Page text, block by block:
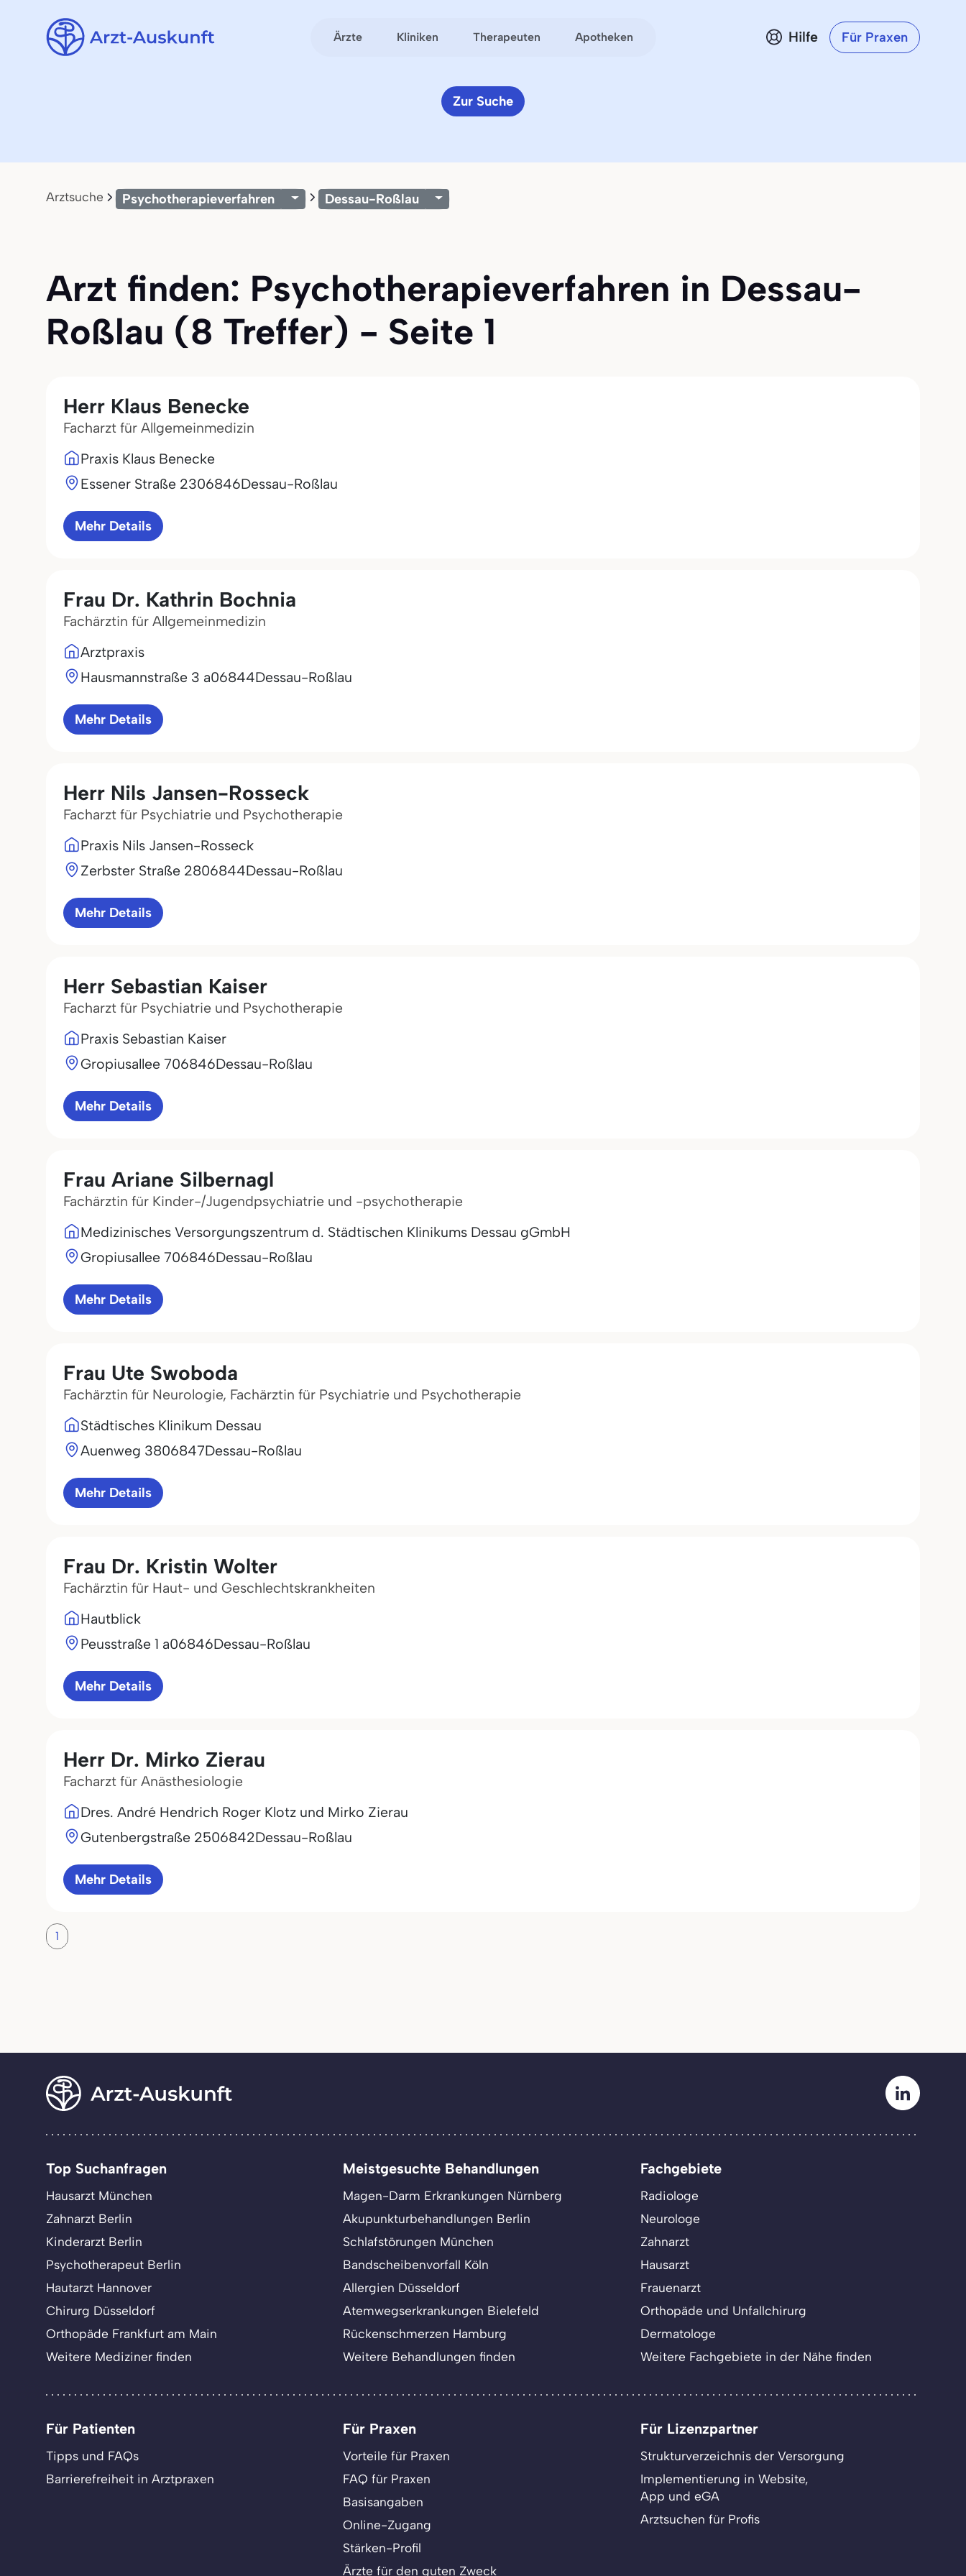
Ärzte Kliniken Therapeuten Apotheken Hilfe Für Praxen
Zur Suche
Arztsuche Psychotherapieverfahren Dessau-Roßlau
Arzt finden: Psychotherapieverfahren in Dessau-
Roßlau (8 Treffer) - Seite 1
Herr Klaus Benecke
Facharzt für Allgemeinmedizin
Praxis Klaus Benecke
Essener Straße 2306846Dessau-Roßlau
Mehr Details
Frau Dr. Kathrin Bochnia
Fachärztin für Allgemeinmedizin
Arztpraxis
Hausmannstraße 3 a06844Dessau-Roßlau
Mehr Details
Herr Nils Jansen-Rosseck
Facharzt für Psychiatrie und Psychotherapie
Praxis Nils Jansen-Rosseck
Zerbster Straße 2806844Dessau-Roßlau
Mehr Details
Herr Sebastian Kaiser
Facharzt für Psychiatrie und Psychotherapie
Praxis Sebastian Kaiser
Gropiusallee 706846Dessau-Roßlau
Mehr Details
Frau Ariane Silbernagl
Fachärztin für Kinder-/Jugendpsychiatrie und -psychotherapie
Medizinisches Versorgungszentrum d. Städtischen Klinikums Dessau gGmbH
Gropiusallee 706846Dessau-Roßlau
Mehr Details
Frau Ute Swoboda
Fachärztin für Neurologie, Fachärztin für Psychiatrie und Psychotherapie
Städtisches Klinikum Dessau
Auenweg 3806847Dessau-Roßlau
Mehr Details
Frau Dr. Kristin Wolter
Fachärztin für Haut- und Geschlechtskrankheiten
Hautblick
Peusstraße 1 a06846Dessau-Roßlau
Mehr Details
Herr Dr. Mirko Zierau
Facharzt für Anästhesiologie
Dres. André Hendrich Roger Klotz und Mirko Zierau
Gutenbergstraße 2506842Dessau-Roßlau
Mehr Details
1
Top Suchanfragen
Hausarzt München
Zahnarzt Berlin
Kinderarzt Berlin
Psychotherapeut Berlin
Hautarzt Hannover
Chirurg Düsseldorf
Orthopäde Frankfurt am Main
Weitere Mediziner finden
Meistgesuchte Behandlungen
Magen-Darm Erkrankungen Nürnberg
Akupunkturbehandlungen Berlin
Schlafstörungen München
Bandscheibenvorfall Köln
Allergien Düsseldorf
Atemwegserkrankungen Bielefeld
Rückenschmerzen Hamburg
Weitere Behandlungen finden
Fachgebiete
Radiologe
Neurologe
Zahnarzt
Hausarzt
Frauenarzt
Orthopäde und Unfallchirurg
Dermatologe
Weitere Fachgebiete in der Nähe finden
Für Patienten
Tipps und FAQs
Barrierefreiheit in Arztpraxen
Für Praxen
Vorteile für Praxen
FAQ für Praxen
Basisangaben
Online-Zugang
Stärken-Profil
Ärzte für den guten Zweck
Für Lizenzpartner
Strukturverzeichnis der Versorgung
Implementierung in Website,
App und eGA
Arztsuchen für Profis